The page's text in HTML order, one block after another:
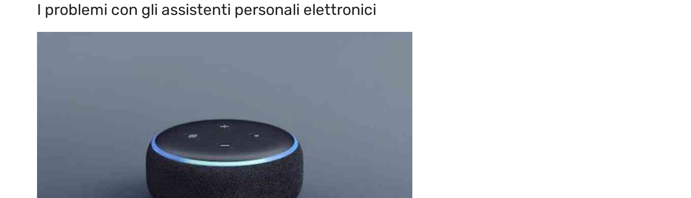
I problemi con gli assistenti personali elettronici